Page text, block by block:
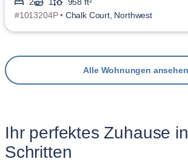
#1013204P • Chalk Court, Northwest
Alle Wohnungen ansehen
Ihr perfektes Zuhause
Schritten